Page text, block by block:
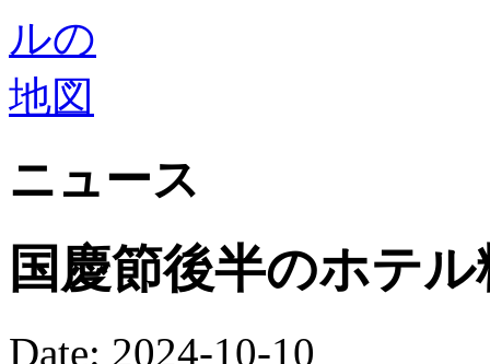
ニュース
国慶節後半のホテ
Date: 2024-10-10